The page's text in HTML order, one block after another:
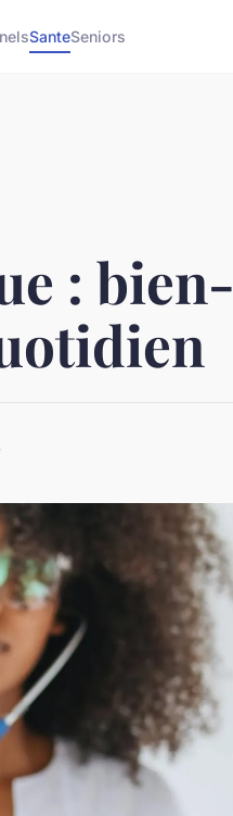
SanteSeniors
: bien-